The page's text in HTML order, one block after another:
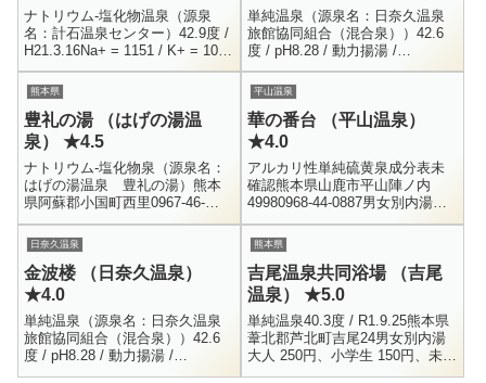
ナトリウム-塩化物温泉（源泉
名：計石温泉センター）42.9度 /
H21.3.16Na+ = 1151 / K+ = 10.1
/ Mg+ = 99.4 / Ca+ = 280.6...
単純温泉（源泉名：日奈久温泉
旅館協同組合（混合泉））42.6
度 / pH8.28 / 動力揚湯 /
H30.9.21Na+ = 205 / K+ = 1.6 /
Ca+ = 10....
熊本県
豊礼の湯 （はげの湯温
泉） ★4.5
ナトリウム-塩化物泉（源泉名：
はげの湯温泉 豊礼の湯）熊本
県阿蘇郡小国町西里0967-46-
5525男女別内湯 / 家族風呂大人
500円、子供 300 / 家族風呂は
1000円～...
平山温泉
華の番台 （平山温泉）
★4.0
アルカリ性単純硫黄泉成分表未
確認熊本県山鹿市平山陣ノ内
49980968-44-0887男女別内湯・
露天風呂大人 500円、 小人 250
円10:00 ～ 21:30火曜日定休ちょ
っ...
日奈久温泉
金波楼 （日奈久温泉）
★4.0
単純温泉（源泉名：日奈久温泉
旅館協同組合（混合泉））42.6
度 / pH8.28 / 動力揚湯 /
H30.9.21Na+ = 205 / K+ = 1.6 /
熊本県
吉尾温泉共同浴場 （吉尾
温泉） ★5.0
単純温泉40.3度 / R1.9.25熊本県
葦北郡芦北町吉尾24男女別内湯
大人 250円、小学生 150円、未就
学児 無料8:00 ～ 18:00今回の九